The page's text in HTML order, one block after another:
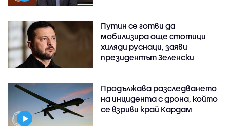
Путин се готви да
мобилизира още стотици
хиляди руснаци, заяви
президентът Зеленски
Продължава разследването
на инцидента с дрона, който
се взриви край Кардам